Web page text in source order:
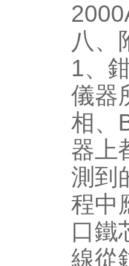
八、
1、
儀器
相、
器上
測到
程中
口鐵
線從